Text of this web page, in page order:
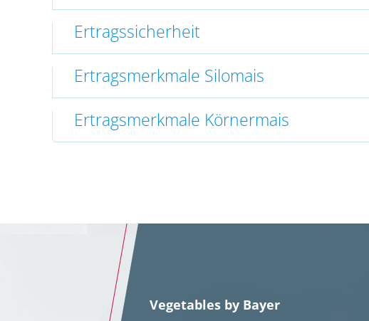
Ertragssicherheit
Ertragsmerkmale Silomais
Ertragsmerkmale Körnermais
Vegetables by Bayer